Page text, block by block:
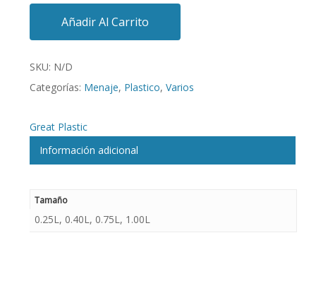
Añadir Al Carrito
SKU: N/D
Categorías: Menaje, Plastico, Varios
Great Plastic
Información adicional
Tamaño
0.25L, 0.40L, 0.75L, 1.00L